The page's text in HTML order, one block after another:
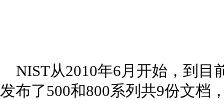
NIST从2010年6月开始，到目
发布了500和800系列共9份文档